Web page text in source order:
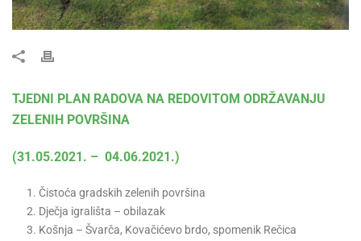
TJEDNI PLAN RADOVA NA REDOVITOM ODRŽAVANJU
ZELENIH POVRŠINA
(31.05.2021. – 04.06.2021.)
Čistoća gradskih zelenih površina
Dječja igrališta – obilazak
Košnja – Švarča, Kovačićevo brdo, spomenik Rečica